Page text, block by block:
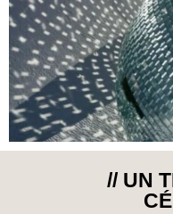
// UN